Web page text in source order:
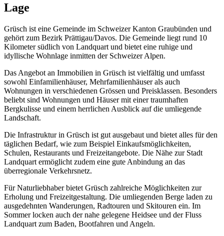
Lage
Grüsch ist eine Gemeinde im Schweizer Kanton Graubünden und
gehört zum Bezirk Prättigau/Davos. Die Gemeinde liegt rund 10
Kilometer südlich von Landquart und bietet eine ruhige und
idyllische Wohnlage inmitten der Schweizer Alpen.
Das Angebot an Immobilien in Grüsch ist vielfältig und umfasst
sowohl Einfamilienhäuser, Mehrfamilienhäuser als auch
Wohnungen in verschiedenen Grössen und Preisklassen. Besonders
beliebt sind Wohnungen und Häuser mit einer traumhaften
Bergkulisse und einem herrlichen Ausblick auf die umliegende
Landschaft.
Die Infrastruktur in Grüsch ist gut ausgebaut und bietet alles für den
täglichen Bedarf, wie zum Beispiel Einkaufsmöglichkeiten,
Schulen, Restaurants und Freizeitangebote. Die Nähe zur Stadt
Landquart ermöglicht zudem eine gute Anbindung an das
überregionale Verkehrsnetz.
Für Naturliebhaber bietet Grüsch zahlreiche Möglichkeiten zur
Erholung und Freizeitgestaltung. Die umliegenden Berge laden zu
ausgedehnten Wanderungen, Radtouren und Skitouren ein. Im
Sommer locken auch der nahe gelegene Heidsee und der Fluss
Landquart zum Baden, Bootfahren und Angeln.